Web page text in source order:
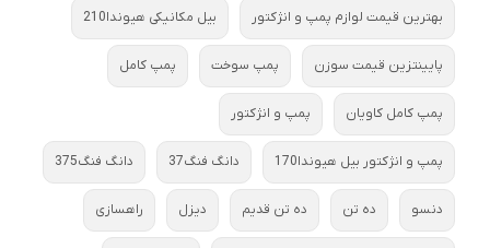
بهترین قیمت لوازم پمپ و انژکتور بیل مکانیکی هیوندا210
پایینتزین قیمت سوزن پمپ سوخت پمپ کامل
پمپ کامل کاویان پمپ و انژکتور
پمپ و انژکتور بیل هیوندا170 دانگ فنگ37 دانگ فنگ375
دنسو ده تن ده تن قدیم دیزل راهسازی